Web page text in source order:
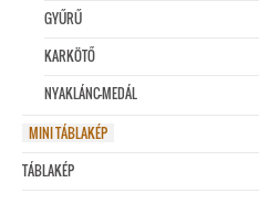
GYŰRŰ
KARKÖTŐ
NYAKLÁNC-MEDÁL
MINI TÁBLAKÉP
TÁBLAKÉP